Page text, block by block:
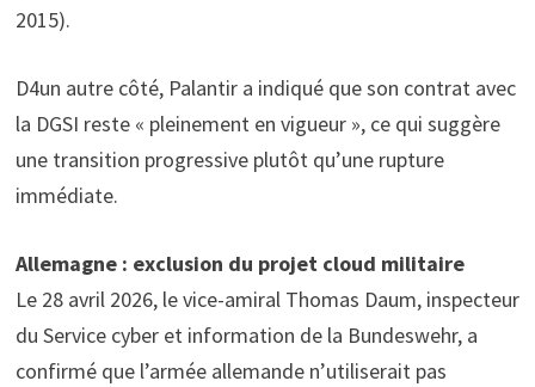
2015).
D4un autre côté, Palantir a indiqué que son contrat avec
la DGSI reste « pleinement en vigueur », ce qui suggère
une transition progressive plutôt qu’une rupture
immédiate.
Allemagne : exclusion du projet cloud militaire
Le 28 avril 2026, le vice-amiral Thomas Daum, inspecteur
du Service cyber et information de la Bundeswehr, a
confirmé que l’armée allemande n’utiliserait pas